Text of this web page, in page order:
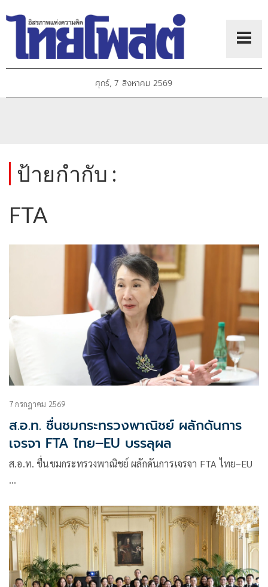
ศุกร์, 7 สิงหาคม 2569
ป้ายกำกับ :
FTA
7 กรกฎาคม 2569
ส.อ.ท. ชื่นชมกระทรวงพาณิชย์ ผลักดันการ
เจรจา FTA ไทย–EU บรรลุผล
ส.อ.ท. ชื่นชมกระทรวงพาณิชย์ ผลักดันการเจรจา FTA ไทย–EU
…